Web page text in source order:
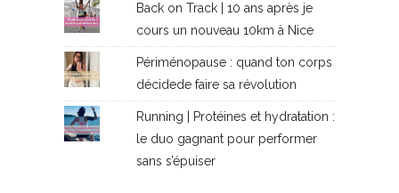
Back on Track | 10 ans après je
cours un nouveau 10km à Nice
Périménopause : quand ton corps
décidede faire sa révolution
Running | Protéines et hydratation :
le duo gagnant pour performer
sans s’épuiser